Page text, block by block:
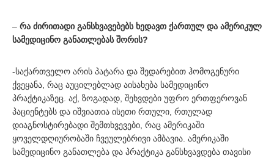
– რა ძირითადი განსხვავებებს ხედავთ ქართულ და ამერიკულ
სამედიცინო განათლებას შორის?
-საქართველო არის პატარა და შედარებით ჰომოგენური
ქვეყანა, რაც აუცილებლად აისახება სამედიცინო
პრაქტიკაზეც. აქ, ზოგადად, შეხვდები უფრო ერთფეროვან
პაციენტებს და იშვიათია ისეთი რთული, რთულად
დიაგნოსტირებადი შემთხვევები, რაც ამერიკაში
ყოველდღიურობაში ჩვეულებრივი ამბავია. ამერიკაში
სამედიცინო განათლება და პრაქტიკა განსხვავდება თავისი